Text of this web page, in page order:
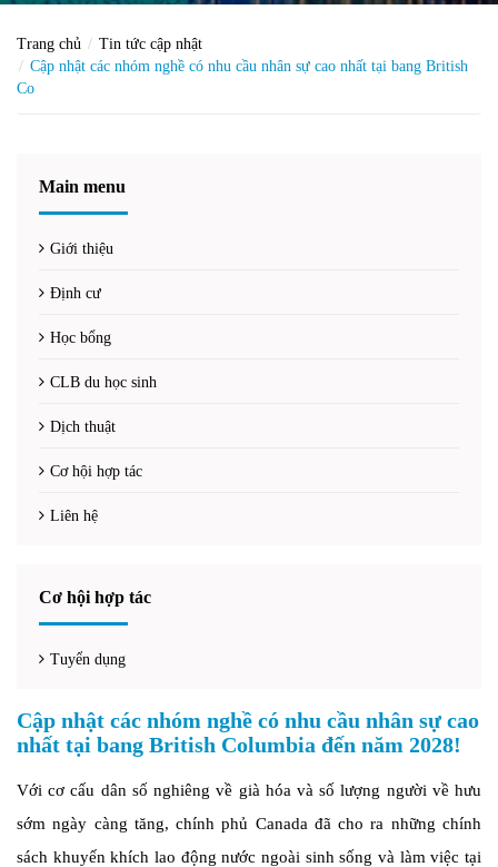
Trang chủ
Tin tức cập nhật
Cập nhật các nhóm nghề có nhu cầu nhân sự cao nhất tại bang British
Co
Main menu
Giới thiệu
Định cư
Học bổng
CLB du học sinh
Dịch thuật
Cơ hội hợp tác
Liên hệ
Cơ hội hợp tác
Tuyển dụng
Cập nhật các nhóm nghề có nhu cầu nhân sự cao
nhất tại bang British Columbia đến năm 2028!
Với cơ cấu dân số nghiêng về già hóa và số lượng người về hưu
sớm ngày càng tăng, chính phủ Canada đã cho ra những chính
sách khuyến khích lao động nước ngoài sinh sống và làm việc tại